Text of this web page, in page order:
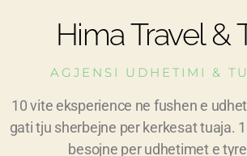
Hima Travel &
AGJENSI UDHETIMI &
10 vite eksperience ne fushen e
gati tju sherbejne per kerkesat tuaja.
besojne per udhetimet e